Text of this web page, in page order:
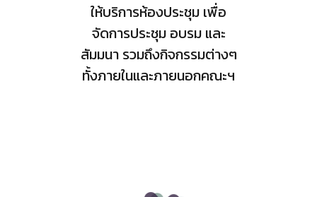
ให้บริการห้องประชุม เพื่อ
จัดการประชุม อบรม และ
สัมมนา รวมถึงกิจกรรมต่างๆ
ทั้งภายในและภายนอกคณะฯ